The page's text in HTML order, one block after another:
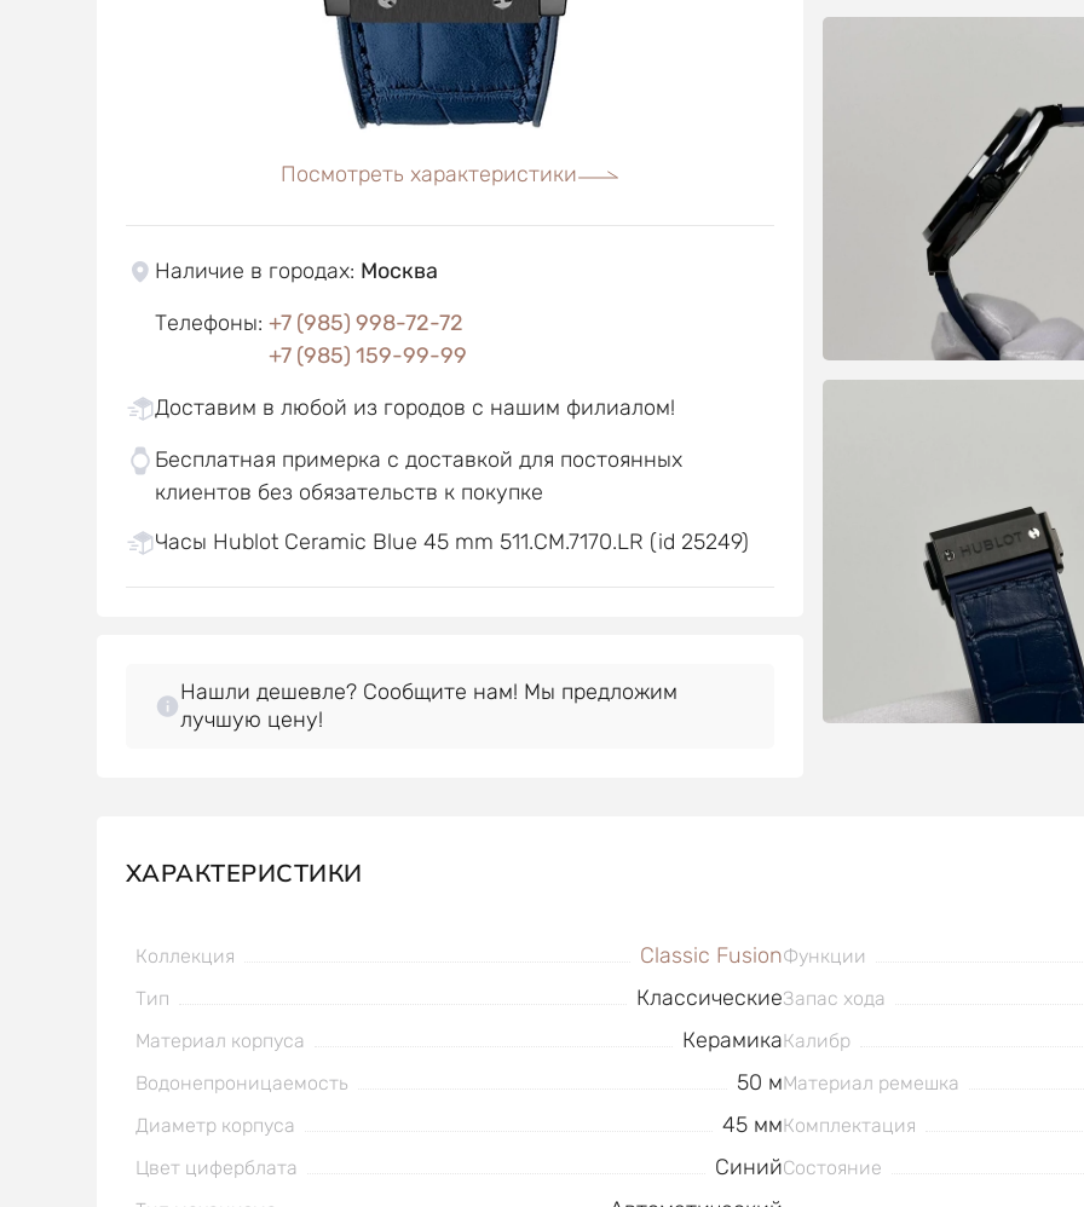
Посмотреть характеристики
Наличие в городах: Москва
Телефоны: +7 (985) 998-72-72
+7 (985) 159-99-99
Доставим в любой из городов с нашим филиалом!
Бесплатная примерка с доставкой для постоянных
клиентов без обязательств к покупке
Часы Hublot Ceramic Blue 45 mm 511.CM.7170.LR (id 25249)
Нашли дешевле? Сообщите нам! Мы предложим
лучшую цену!
ХАРАКТЕРИСТИКИ
Коллекция Classic Fusion
Тип Классические
Материал корпуса Керамика
Водонепроницаемость 50 м
Диаметр корпуса 45 мм
Цвет циферблата Синий
Функции
Запас хода
Калибр
Материал ремешка
Комплектация
Состояние